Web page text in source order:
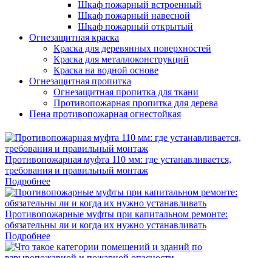
Шкаф пожарный встроенный
Шкаф пожарный навесной
Шкаф пожарный открытый
Огнезащитная краска
Краска для деревянных поверхностей
Краска для металлоконструкций
Краска на водной основе
Огнезащитная пропитка
Огнезащитная пропитка для ткани
Противопожарная пропитка для дерева
Пена противопожарная огнестойкая
Противопожарная муфта 110 мм: где устанавливается,
требования и правильный монтаж
Подробнее
Противопожарные муфты при капитальном ремонте:
обязательны ли и когда их нужно устанавливать
Подробнее